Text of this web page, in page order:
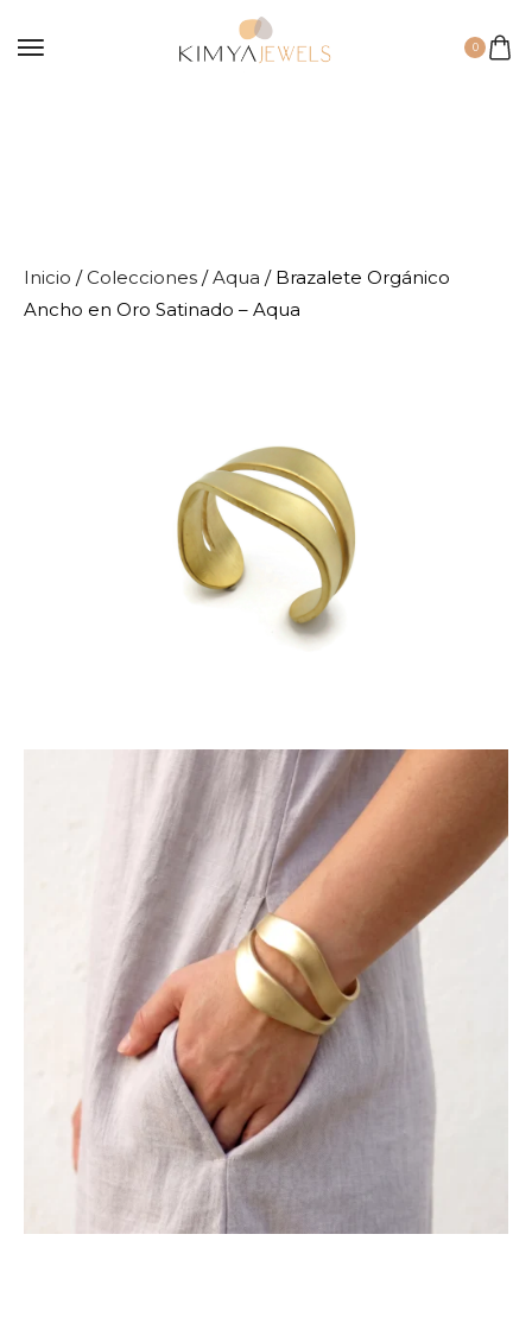
0
Inicio / Colecciones /Aqua / Brazalete Orgánico
Ancho en Oro Satinado – Aqua